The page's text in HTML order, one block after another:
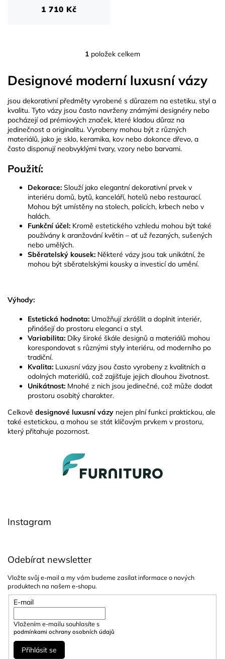
1 710 Kč
O
l
á
d
a
c
í
p
r
v
ý
p
i
s
u
1 položek celkem
Designové moderní luxusní vázy
jsou dekorativní předměty vyrobené s důrazem na estetiku, styl a
kvalitu. Tyto vázy jsou často navrženy známými designéry nebo
pocházejí od prémiových značek, které kladou důraz na
jedinečnost a originalitu. Vyrobeny mohou být z různých
materiálů, jako je sklo, keramika, kov nebo dokonce dřevo, a
často disponují neobvyklými tvary, vzory nebo barvami.
Použití:
Dekorace: Slouží jako elegantní dekorativní prvek v
interiéru domů, bytů, kanceláří, hotelů nebo restaurací.
Mohou být umístěny na stolech, policích, krbech nebo v
halách.
Funkční účel: Kromě estetického vzhledu mohou být také
používány k aranžování květin – ať už řezaných, sušených
nebo umělých.
Sběratelský kousek: Některé vázy jsou tak unikátní, že
mohou být sběratelskými kousky a investicí do umění.
Výhody:
Estetická hodnota: Umožňují zkrášlit a doplnit interiér,
přinášejí do prostoru eleganci a styl.
Variabilita: Díky široké škále designů a materiálů mohou
korespondovat s různými styly interiéru, od moderního po
tradiční.
Kvalita: Luxusní vázy jsou často vyrobeny z kvalitních a
odolných materiálů, což zajišťuje jejich dlouhou životnost.
Unikátnost: Mnohé z nich jsou jedinečné, což může dodat
prostoru osobitý charakter.
Celkově designové luxusní vázy nejen plní funkci praktickou, ale
také estetickou, a mohou se stát klíčovým prvkem v prostoru,
který přitahuje pozornost.
Instagram
Odebírat newsletter
Vložte svůj e-mail a my vám budeme zasílat informace o nových
produktech na našem e-shopu.
E-mail
Vložením e-mailu souhlasíte s
podmínkami ochrany osobních údajů
Přihlásit se